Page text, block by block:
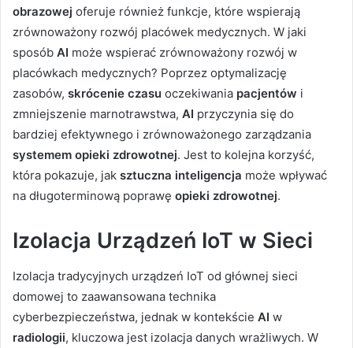
obrazowej oferuje również funkcje, które wspierają
zrównoważony rozwój placówek medycznych. W jaki
sposób AI może wspierać zrównoważony rozwój w
placówkach medycznych? Poprzez optymalizację
zasobów, skrócenie czasu oczekiwania pacjentów i
zmniejszenie marnotrawstwa, AI przyczynia się do
bardziej efektywnego i zrównoważonego zarządzania
systemem opieki zdrowotnej. Jest to kolejna korzyść,
która pokazuje, jak sztuczna inteligencja może wpływać
na długoterminową poprawę opieki zdrowotnej.
Izolacja Urządzeń IoT w Sieci
Izolacja tradycyjnych urządzeń IoT od głównej sieci
domowej to zaawansowana technika
cyberbezpieczeństwa, jednak w kontekście AI w
radiologii, kluczowa jest izolacja danych wrażliwych. W